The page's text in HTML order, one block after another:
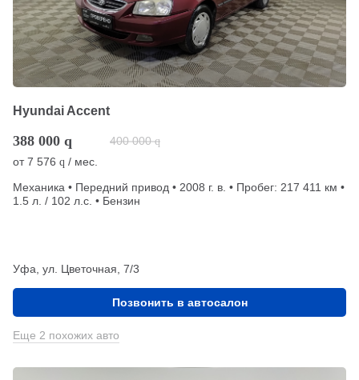
Hyundai Accent
388 000 q 400 000 q
от7 576 q / мес.
Механика • Передний привод • 2008 г. в. • Пробег: 217 411 км •
1.5 л. / 102 л.с. • Бензин
Уфа, ул. Цветочная, 7/3
Позвонить в автосалон
Еще 2 похожих авто